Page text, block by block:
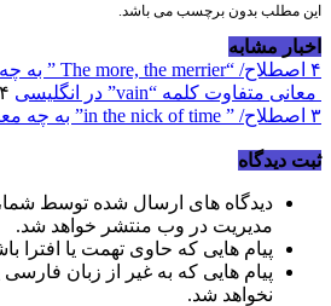
این مطلب بدون برچسب می باشد.
اخبار مشابه
۴ اصطلاح/ “The more, the merrier ” به چه معناست؟
معانی متفاوت کلمه “vain” در انگلیسی
۳ اصطلاح/ ” in the nick of time” به چه معناست؟
ثبت دیدگاه
دیدگاه های ارسال شده توسط
مدیریت در وب منتشر خواهد شد.
پیام هایی که حاوی تهمت یا افترا
پیام هایی که به غیر از زبان
نخواهد شد.